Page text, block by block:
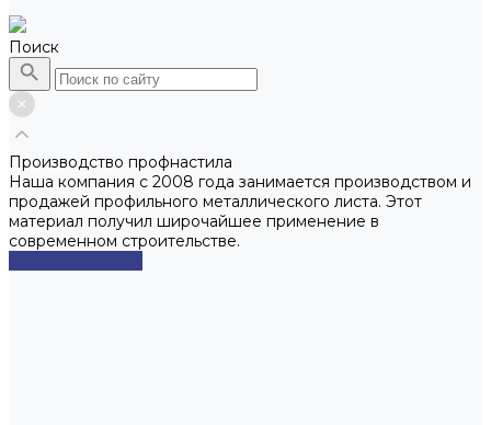
Поиск
Производство профнастила
Наша компания с 2008 года занимается производством и
продажей профильного металлического листа. Этот
материал получил широчайшее применение в
современном строительстве.